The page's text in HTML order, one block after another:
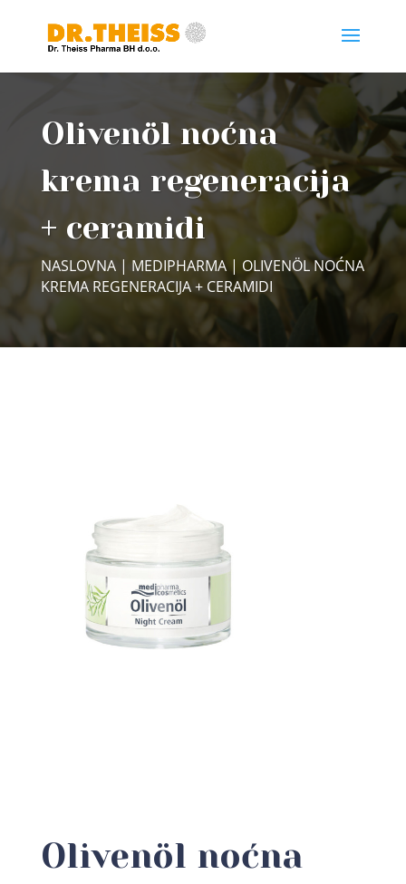
Olivenöl noćna
krema regeneracija
+ ceramidi
NASLOVNA| MEDIPHARMA| OLIVENÖL NOĆNA
KREMA REGENERACIJA + CERAMIDI
Olivenöl noćna